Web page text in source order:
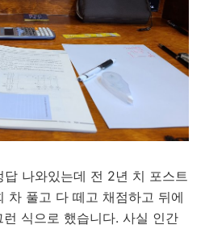
나와있는데 전 2년 치 포스트
차 풀고 다 떼고 채점하고 뒤에
식으로 했습니다. 사실 인간